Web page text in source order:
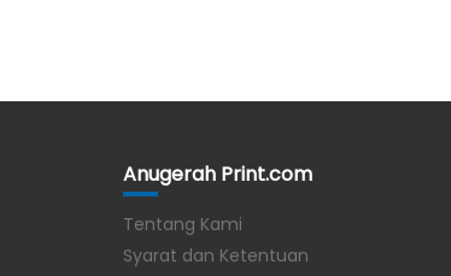
Anugerah Print.com
Tentang Kami
Syarat dan Ketentuan